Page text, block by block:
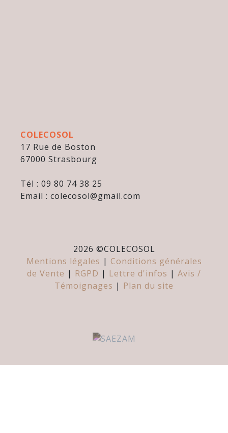
COLECOSOL
17 Rue de Boston
67000 Strasbourg
Tél : 09 80 74 38 25
Email : colecosol@gmail.com
2026 ©COLECOSOL
Mentions légales | Conditions générales
de Vente | RGPD | Lettre d'infos | Avis /
Témoignages | Plan du site